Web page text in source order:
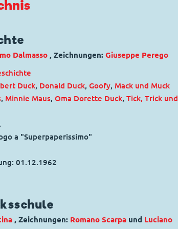
Dalmasso, Zeichnungen: Giuseppe Perego
Duck, Donald Duck, Goofy, Mack und Muck
, Minnie Maus, Oma Dorette Duck, Tick, Trick und
a "Superpaperissimo"
01.12.1962
, Zeichnungen: Romano Scarpaund Luciano